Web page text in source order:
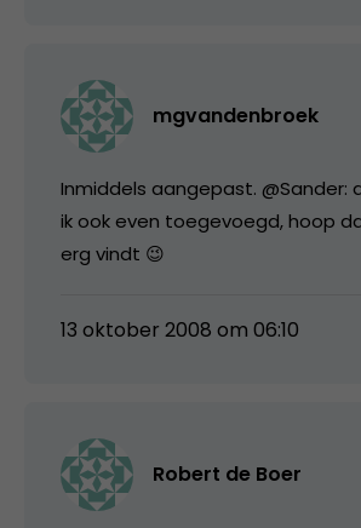
mgvandenbroek
Inmiddels aangepast. @Sander:
ik ook even toegevoegd, hoop
erg vindt 😉
13 oktober 2008 om 06:10
Robert de Boer